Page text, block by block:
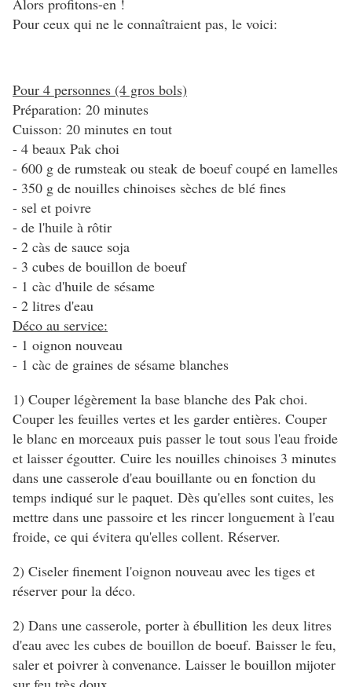
Alors profitons-en !
Pour ceux qui ne le connaîtraient pas, le voici:
Pour 4 personnes (4 gros bols)
Préparation: 20 minutes
Cuisson: 20 minutes en tout
- 4 beaux Pak choi
- 600 g de rumsteak ou steak de boeuf coupé en lamelles
- 350 g de nouilles chinoises sèches de blé fines
- sel et poivre
- de l'huile à rôtir
- 2 càs de sauce soja
- 3 cubes de bouillon de boeuf
- 1 càc d'huile de sésame
- 2 litres d'eau
Déco au service:
- 1 oignon nouveau
- 1 càc de graines de sésame blanches
1) Couper légèrement la base blanche des Pak choi.
Couper les feuilles vertes et les garder entières. Couper
le blanc en morceaux puis passer le tout sous l'eau froide
et laisser égoutter. Cuire les nouilles chinoises 3 minutes
dans une casserole d'eau bouillante ou en fonction du
temps indiqué sur le paquet. Dès qu'elles sont cuites, les
mettre dans une passoire et les rincer longuement à l'eau
froide, ce qui évitera qu'elles collent. Réserver.
2) Ciseler finement l'oignon nouveau avec les tiges et
réserver pour la déco.
2) Dans une casserole, porter à ébullition les deux litres
d'eau avec les cubes de bouillon de boeuf. Baisser le feu,
saler et poivrer à convenance. Laisser le bouillon mijoter